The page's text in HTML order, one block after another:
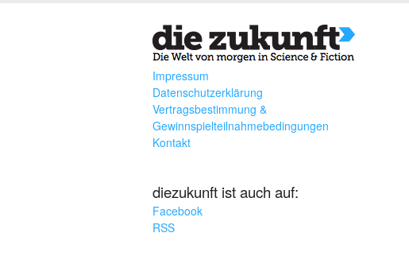
Impressum
Datenschutzerklärung
Vertragsbestimmung &
Gewinnspielteilnahmebedingungen
Kontakt
diezukunft ist auch auf:
Facebook
RSS